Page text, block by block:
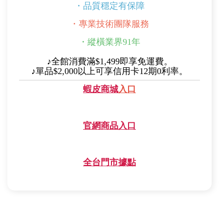
・品質穩定有保障
・專業技術團隊服務
・縱橫業界91年
♪全館消費滿$1,499即享免運費。
♪單品$2,000以上可享信用卡12期0利率。
蝦皮商城入口
官網商品入口
全台門市據點